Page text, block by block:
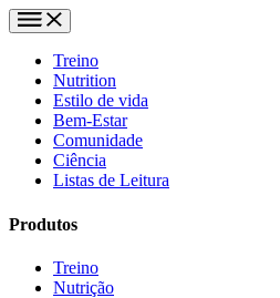
Treino
Nutrition
Estilo de vida
Bem-Estar
Comunidade
Ciência
Listas de Leitura
Produtos
Treino
Nutrição